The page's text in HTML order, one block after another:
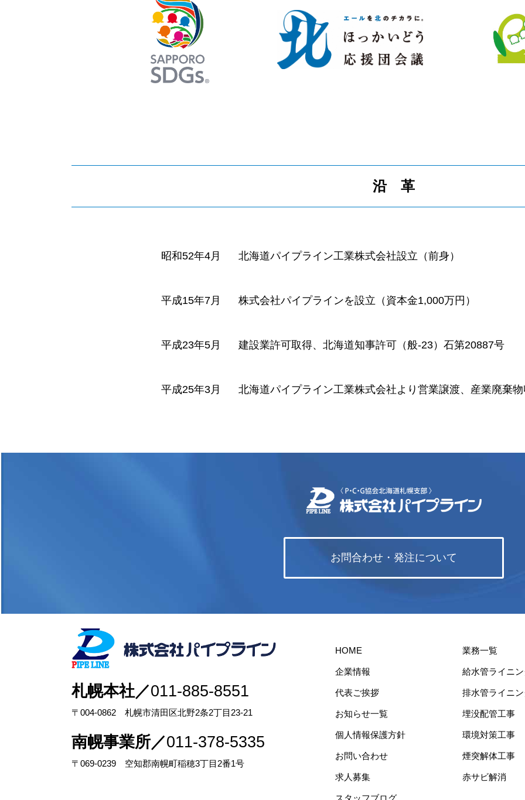
沿 革
昭和52年4月 北海道パイプライン工業株式会社設立（前身）
平成15年7月 株式会社パイプラインを設立（資本金1,000万円）
平成23年5月 建設業許可取得、北海道知事許可（般-23）石第20887号
平成25年3月 北海道パイプライン工業株式会社より営業譲渡、産業廃棄
お問合わせ・発注について
HOME
企業情報
代表ご挨拶
お知らせ一覧
個人情報保護方針
お問い合わせ
求人募集
スタッフブログ
業務一覧
給水管ライニ
排水管ライニ
埋没配管工事
環境対策工事
煙突解体工事
赤サビ解消
札幌本社／011-885-8551
〒004-0862 札幌市清田区北野2条2丁目23-21
南幌事業所／011-378-5335
〒069-0239 空知郡南幌町稲穂3丁目2番1号